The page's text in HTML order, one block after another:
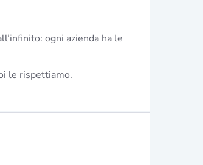
ogni azienda ha le
le rispettiamo.